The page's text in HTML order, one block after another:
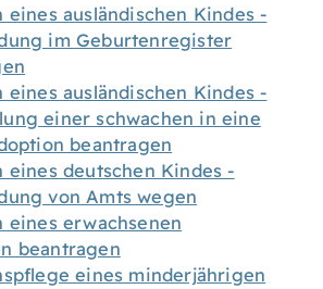
eines ausländischen Kindes -
im Geburtenregister
eines ausländischen Kindes -
einer schwachen in eine
beantragen
eines deutschen Kindes -
von Amts wegen
eines erwachsenen
beantragen
eines minderjährigen